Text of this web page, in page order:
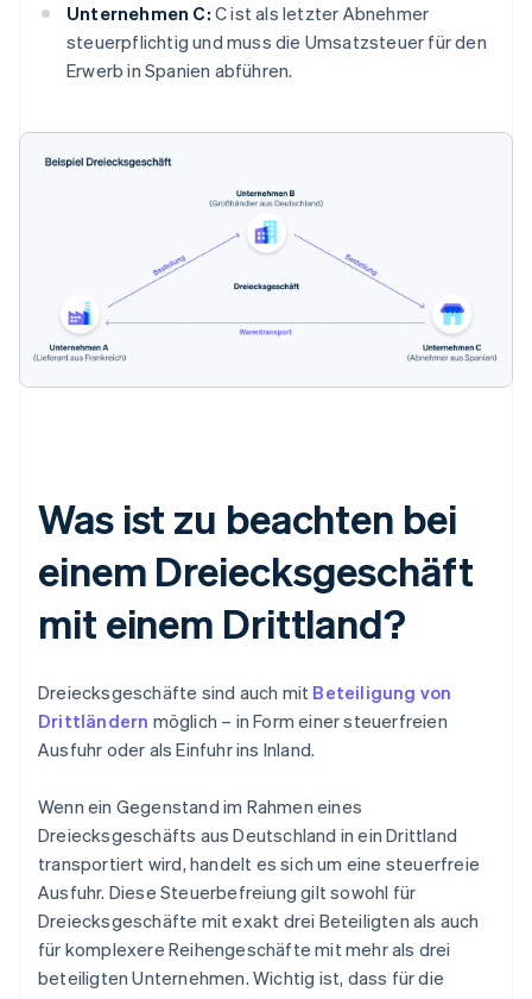
Unternehmen C: C ist als letzter Abnehmer
steuerpflichtig und muss die Umsatzsteuer für den
Erwerb in Spanien abführen.
Was ist zu beachten bei
einem Dreiecksgeschäft
mit einem Drittland?
Dreiecksgeschäfte sind auch mit Beteiligung von
Drittländern möglich – in Form einer steuerfreien
Ausfuhr oder als Einfuhr ins Inland.
Wenn ein Gegenstand im Rahmen eines
Dreiecksgeschäfts aus Deutschland in ein Drittland
transportiert wird, handelt es sich um eine steuerfreie
Ausfuhr. Diese Steuerbefreiung gilt sowohl für
Dreiecksgeschäfte mit exakt drei Beteiligten als auch
für komplexere Reihengeschäfte mit mehr als drei
beteiligten Unternehmen. Wichtig ist, dass für die